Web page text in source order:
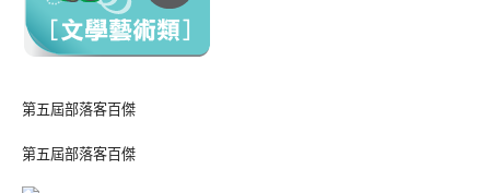
第五屆部落客百傑
第五屆部落客百傑